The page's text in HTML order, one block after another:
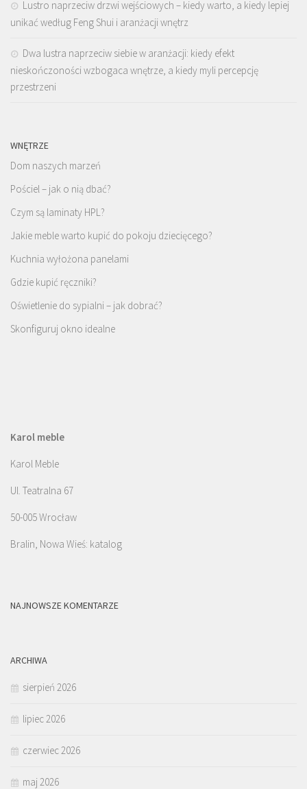
Lustro naprzeciw drzwi wejściowych – kiedy warto, a kiedy lepiej
unikać według Feng Shui i aranżacji wnętrz
Dwa lustra naprzeciw siebie w aranżacji: kiedy efekt
nieskończoności wzbogaca wnętrze, a kiedy myli percepcję
przestrzeni
WNĘTRZE
Dom naszych marzeń
Pościel – jak o nią dbać?
Czym są laminaty HPL?
Jakie meble warto kupić do pokoju dziecięcego?
Kuchnia wyłożona panelami
Gdzie kupić ręczniki?
Oświetlenie do sypialni – jak dobrać?
Skonfiguruj okno idealne
Karol meble
Karol Meble
Ul. Teatralna 67
50-005 Wrocław
Bralin, Nowa Wieś: katalog
NAJNOWSZE KOMENTARZE
ARCHIWA
sierpień 2026
lipiec 2026
czerwiec 2026
maj 2026